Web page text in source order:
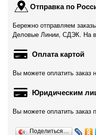
Отправка по
Бережно отправляем
Деловые Линии, СДЭК. На
Оплата картой
Вы можете оплатить заказ
Юридическим
Вы можете оплатить заказ
Поделиться…